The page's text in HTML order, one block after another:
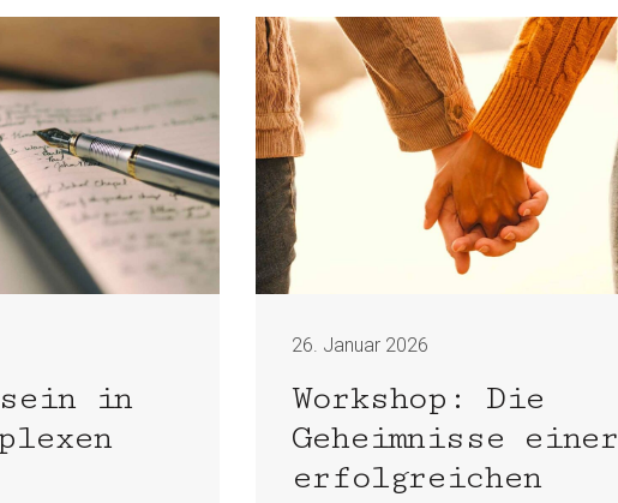
in
26. Januar 2026
Workshop: Die
Geheimnisse einer
erfolgreichen